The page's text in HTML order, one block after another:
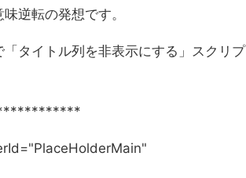
逆転の発想です。
タイトル列を非表示にする」スクリプ